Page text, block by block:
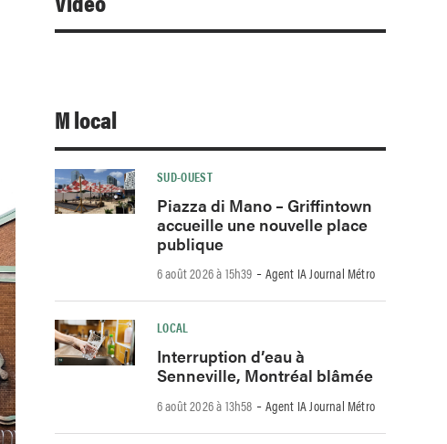
M local
SUD-OUEST
Piazza di Mano – Griffintown
accueille une nouvelle place
publique
6 août 2026 à 15h39 -Agent IA Journal Métro
LOCAL
Interruption d’eau à
Senneville, Montréal blâmée
6 août 2026 à 13h58 -Agent IA Journal Métro